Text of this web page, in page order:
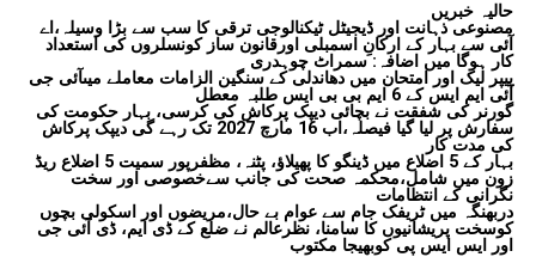
حالیہ خبریں
مصنوعی ذہانت اور ڈیجیٹل ٹیکنالوجی ترقی کا سب سے بڑا وسیلہ،اے
آئی سے بہار کے ارکانِ اسمبلی اورقانون ساز کونسلروں کی استعداد
کار ہوگا میں اضافہ: سمراٹ چوہدری
پیپر لیک اور امتحان میں دھاندلی کے سنگین الزامات معاملے میںآئی جی
آئی ایم ایس کے 6 ایم بی بی ایس طلبہ معطل
گورنر کی شفقت نے بچائی دیپک پرکاش کی کرسی، بہار حکومت کی
سفارش پر لیا گیا فیصلہ،اب 16 مارچ 2027 تک رہے گی دیپک پرکاش
کی مدت کار
بہار کے 5 اضلاع میں ڈینگو کا پھیلاؤ، پٹنہ، مظفرپور سمیت 5 اضلاع ریڈ
زون میں شامل،محکمہ صحت کی جانب سےخصوصی اور سخت
نگرانی کے انتظامات
دربھنگہ میں ٹریفک جام سے عوام بے حال،مریضوں اور اسکولی بچوں
کوسخت پریشانیوں کا سامنا، نظرعالم نے ضلع کے ڈی ایم، ڈی آئی جی
اور ایس ایس پی کوبھیجا مکتوب